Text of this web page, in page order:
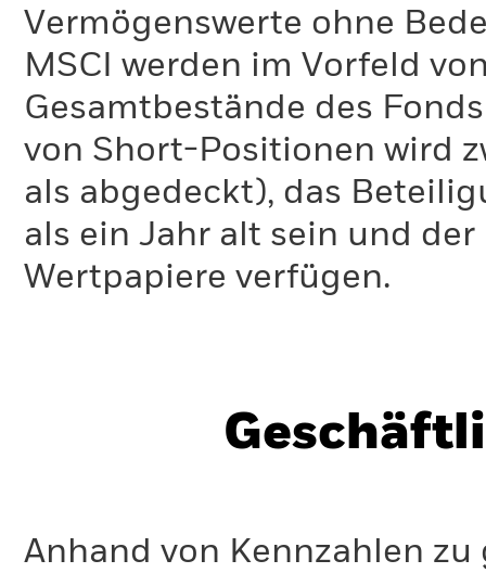
Vermögenswerte ohne
MSCI werden im Vorfeld
Gesamtbestände des
von Short-Positionen wird
als abgedeckt), das
als ein Jahr alt sein und
Wertpapiere verfügen.
Anhand von Kennzahlen